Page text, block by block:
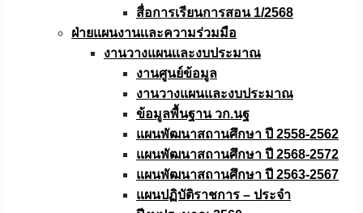
สื่อการเรียนการสอน 1/2568
ฝ่ายแผนงานเเละความร่วมมือ
งานวางแผนเเละงบประมาณ
งานศูนย์ข้อมูล
งานวางแผนและงบประมาณ
ข้อมูลพื้นฐาน วก.นฐ
แผนพัฒนาสถานศึกษา ปี 2558-2562
แผนพัฒนาสถานศึกษา ปี 2568-2572
แผนพัฒนาสถานศึกษา ปี 2563-2567
แผนปฏิบัติราชการ – ประจำ